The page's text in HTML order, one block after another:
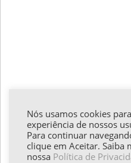
Nós usamos cookies
experiência de nossos
Para continuar
clique em Aceitar. Saiba
nossa Política de